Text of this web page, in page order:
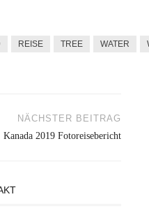
REISE TREE WATER
NÄCHSTER BEITRAG
Kanada 2019 Fotoreisebericht